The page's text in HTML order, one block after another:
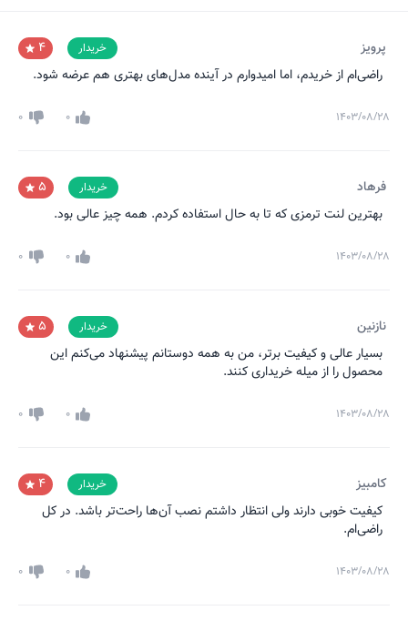
پرویز خریدار
4
راضی‌ام از خریدم، اما امیدوارم در آینده مدل‌های بهتری هم عرضه شود.
۱۴۰۳/۰۸/۲۸ 0
0
فرهاد خریدار
5
بهترین لنت ترمزی که تا به حال استفاده کردم. همه چیز عالی بود.
۱۴۰۳/۰۸/۲۸ 0
0
نازنین خریدار
5
بسیار عالی و کیفیت برتر، من به همه دوستانم پیشنهاد می‌کنم این
محصول را از میله خریداری کنند.
۱۴۰۳/۰۸/۲۸ 0
0
کامبیز خریدار
4
کیفیت خوبی دارند ولی انتظار داشتم نصب آن‌ها راحت‌تر باشد. در کل
راضی‌ام.
۱۴۰۳/۰۸/۲۸ 0
0